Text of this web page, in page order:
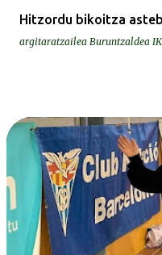
Hitzordu bikoitza
argitaratzailea Buruntzaldea